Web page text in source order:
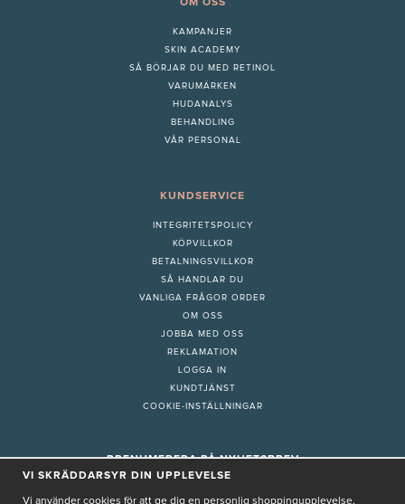
OM OSS
KAMPANJER
SKIN ACADEMY
SÅ BÖRJAR DU MED RETINOL
VARUMÄRKEN
HUDANALYS
BEHANDLING
VÅR PERSONAL
KUNDSERVICE
INTEGRITETSPOLICY
KÖPVILLKOR
BETALNINGSVILLKOR
SÅ HANDLAR DU
VANLIGA FRÅGOR ORDER
OM OSS
JOBBA MED OSS
REKLAMATION
LOGGA IN
KUNDTJÄNST
COOKIE-INSTÄLLNINGAR
PRENUMERERA PÅ NYHETSBREV
VI SKRÄDDARSYR DIN UPPLEVELSE
Vi använder cookies för att ge dig en personlig shoppingupplevelse,